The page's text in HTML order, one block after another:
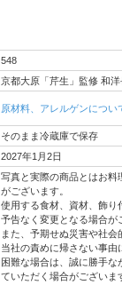
548
京都大原「芹生」監修 和
原材料、アレルゲンについ
そのまま冷蔵庫で保存
2027年1月2日
写真と実際の商品とはお料
がございます。
使用する食材、資材、飾り
予告なく変更となる場合が
また、予期せぬ災害や社
当社の責めに帰さない事
困難な場合は、誠に勝手
ていただく場合がございま